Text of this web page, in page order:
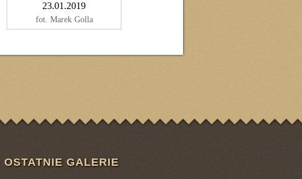
23.01.2019
fot. Marek Golla
OSTATNIE GALERIE